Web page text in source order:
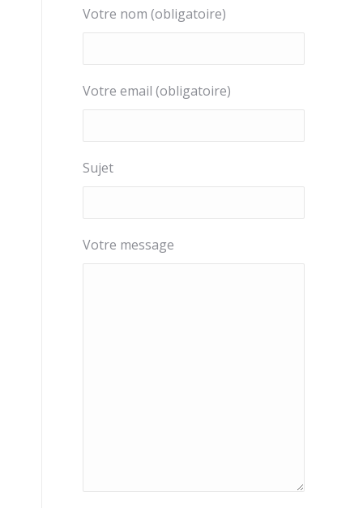
new
window
new
window
in
new
new
window
new
window
Votre nom (obligatoire)
Votre email (obligatoire)
Sujet
Votre message